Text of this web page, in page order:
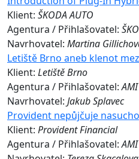
Klient: ŠKODA AUTO
Agentura / Přihlašovatel:
Navrhovatel: Martina
Letiště Brno aneb klenot
Klient: Letiště Brno
Agentura / Přihlašovatel:
Navrhovatel: Jakub Splavec
Provident nepůjčuje
Klient: Provident Financial
Agentura / Přihlašovatel: